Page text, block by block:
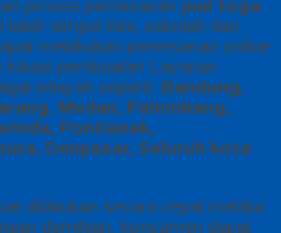
proses pemesanan jual toga
lebih simpel Kini, sekolah dan
melakukan pemesanan online
lokasi pembuatan Layanan
wilayah seperti: Bandung,
Medan, Palembang,
Pontianak,
Denpasar, Seluruh kota
dilakukan secara cepat melalui
demikian, konsumen dapat